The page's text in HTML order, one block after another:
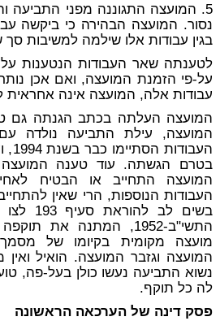
5. המועצה התגוננה מפני התביעה
נסור. המועצה הבהירה כי ביקשה
בגין עבודות אלו שילמה למשיבות סך של
לטענתה שאר העבודות הנטענות על-
על-פי הזמנת המועצה, ואם אכן
עבודות אלה, המועצה אינה אחראית
המועצה העלתה בכתב הגנתה גם
המועצה, עילת התביעה נולדה
בטרם הגשתה. עוד טענה
המועצה התחייב או הבטיח
העבודות הנוספות, הרי שאין
בשים
התשי"ב-1952, המתנה את
מועצה מקומית בקיומו של
המועצה וגזבר המועצה. הואיל ואין
נשוא התביעה נעשו כולן בעל-פה,
לה כל תוקף.
פסק דינה של הערכאה הראשונה